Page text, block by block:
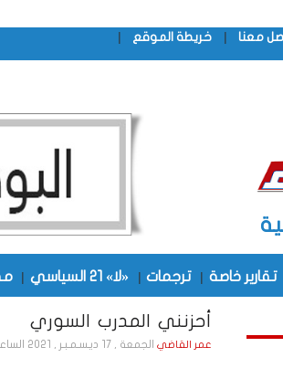
معنا | خريطة الموقع |
تقارير خاصة | ترجمات | «لا» 21 السياسي |
أحزنني المدرب السوري
عمر القاضيالجمعة , 17 ديـسـمـبـر , 2021 الساعة 6:24:59 PM